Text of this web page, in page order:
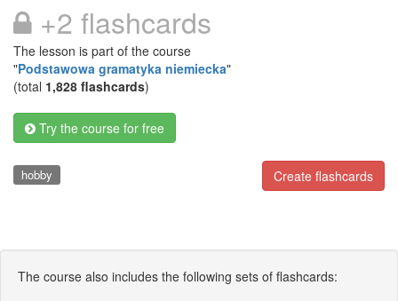
+2 flashcards
The lesson is part of the course
"Podstawowa gramatyka niemiecka"
(total 1,828 flashcards)
Try the course for free
Create flashcards
hobby
The course also includes the following sets of flashcards: